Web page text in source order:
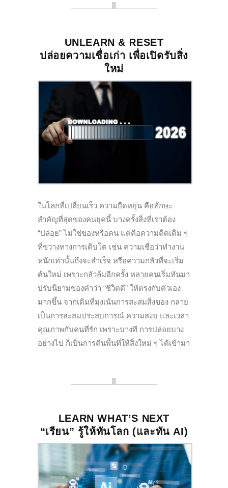
__________||__________
UNLEARN & RESET
ปล่อยความเชื่อเก่า เพื่อเปิดรับสิ่ง
ใหม่
ในโลกที่เปลี่ยนเร็ว ความยืดหยุ่น คือทักษะ
สำคัญที่สุดของคนยุคนี้ บางครั้งสิ่งที่เราต้อง
“ปล่อย” ไม่ใช่ของหรือคน แต่คือความคิดเดิม ๆ
ที่ขวางทางการเติบโต เช่น ความเชื่อว่าทำงาน
หนักเท่านั้นถึงจะสำเร็จ หรือความกลัวที่จะเริ่ม
ต้นใหม่ เพราะกลัวล้มอีกครั้ง หลายคนเริ่มหันมา
ปรับนิยามของคำว่า “ชีวิตดี” ให้ตรงกับตัวเอง
มากขึ้น จากเดิมที่มุ่งเน้นการสะสมสิ่งของ กลาย
เป็นการสะสมประสบการณ์ ความสงบ และเวลา
คุณภาพกับคนที่รัก เพราะบางที การปล่อยบาง
อย่างไป ก็เป็นการคืนพื้นที่ให้สิ่งใหม่ ๆ ได้เข้ามา
__________||__________
LEARN WHAT’S NEXT
“เรียน” รู้ให้ทันโลก (และทัน AI)